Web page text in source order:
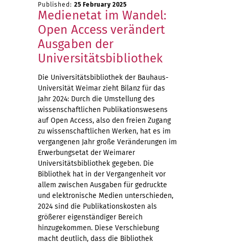
Published: 25 February 2025
Medienetat im Wandel:
Open Access verändert
Ausgaben der
Universitätsbibliothek
Die Universitätsbibliothek der Bauhaus-
Universität Weimar zieht Bilanz für das
Jahr 2024: Durch die Umstellung des
wissenschaftlichen Publikationswesens
auf Open Access, also den freien Zugang
zu wissenschaftlichen Werken, hat es im
vergangenen Jahr große Veränderungen im
Erwerbungsetat der Weimarer
Universitätsbibliothek gegeben. Die
Bibliothek hat in der Vergangenheit vor
allem zwischen Ausgaben für gedruckte
und elektronische Medien unterschieden,
2024 sind die Publikationskosten als
größerer eigenständiger Bereich
hinzugekommen. Diese Verschiebung
macht deutlich, dass die Bibliothek